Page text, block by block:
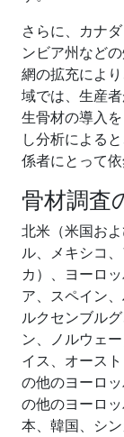
さらに、カナ
ンビア州など
網の拡充によ
域では、生産
生骨材の導入
し分析による
係者にとって
骨材調査
北米（米国お
ル、メキシコ
カ）、ヨーロ
ア、スペイン
ルクセンブル
ン、ノルウェ
イス、オース
の他のヨーロ
の他のヨーロ
本、韓国、シ